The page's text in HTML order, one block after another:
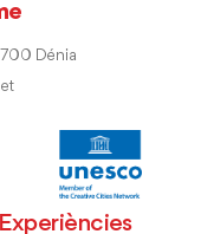
Dénia
Experiències